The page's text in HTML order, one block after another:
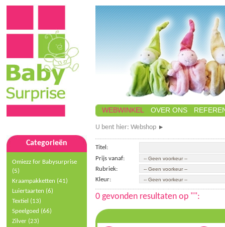
WEBWINKEL OVER ONS
Categorieën
Omiezz for Babysurprise
(5)
Kraampakketten (41)
Luiertaarten (6)
Textiel (13)
Speelgoed (66)
Zilver (23)
U bent hier: Webshop
Titel:
Prijs vanaf:
Rubriek:
Kleur:
0 gevonden resultaten op "":